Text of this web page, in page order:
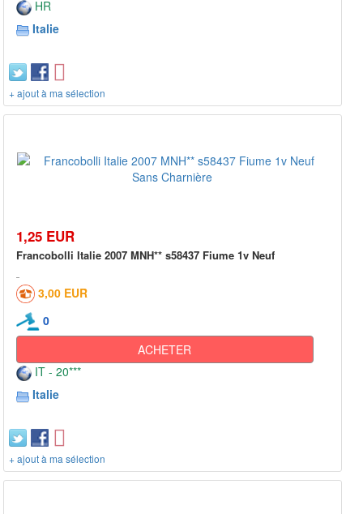
HR
Italie
+ ajout à ma sélection
1,25 EUR
Francobolli Italie 2007 MNH** s58437 Fiume 1v Neuf
3,00 EUR
0
ACHETER
IT - 20***
Italie
+ ajout à ma sélection